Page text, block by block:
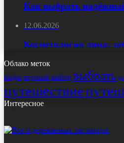
Как выбрать
12.06.2026
Косметология лица:
Облако меток
виды вкусный выбор выбрать
путешествие
Интересное